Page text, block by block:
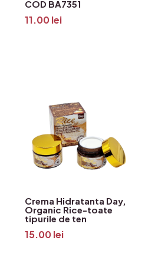
COD BA7351
11.00lei
Crema Hidratanta Day,
Organic Rice-toate
tipurile de ten
15.00lei